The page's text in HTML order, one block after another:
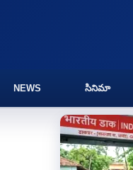
NEWS సినిమా